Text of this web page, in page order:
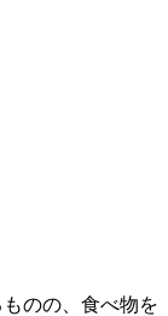
のの、食べ物を